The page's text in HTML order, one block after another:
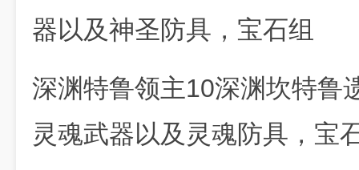
器以及神圣防具，宝石组
深渊特鲁领主10深渊坎特鲁
灵魂武器以及灵魂防具，宝